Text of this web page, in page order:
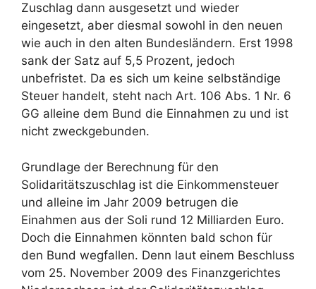
Zuschlag dann ausgesetzt und wieder
eingesetzt, aber diesmal sowohl in den neuen
wie auch in den alten Bundesländern. Erst 1998
sank der Satz auf 5,5 Prozent, jedoch
unbefristet. Da es sich um keine selbständige
Steuer handelt, steht nach Art. 106 Abs. 1 Nr. 6
GG alleine dem Bund die Einnahmen zu und ist
nicht zweckgebunden.
Grundlage der Berechnung für den
Solidaritätszuschlag ist die Einkommensteuer
und alleine im Jahr 2009 betrugen die
Einahmen aus der Soli rund 12 Milliarden Euro.
Doch die Einnahmen könnten bald schon für
den Bund wegfallen. Denn laut einem Beschluss
vom 25. November 2009 des Finanzgerichtes